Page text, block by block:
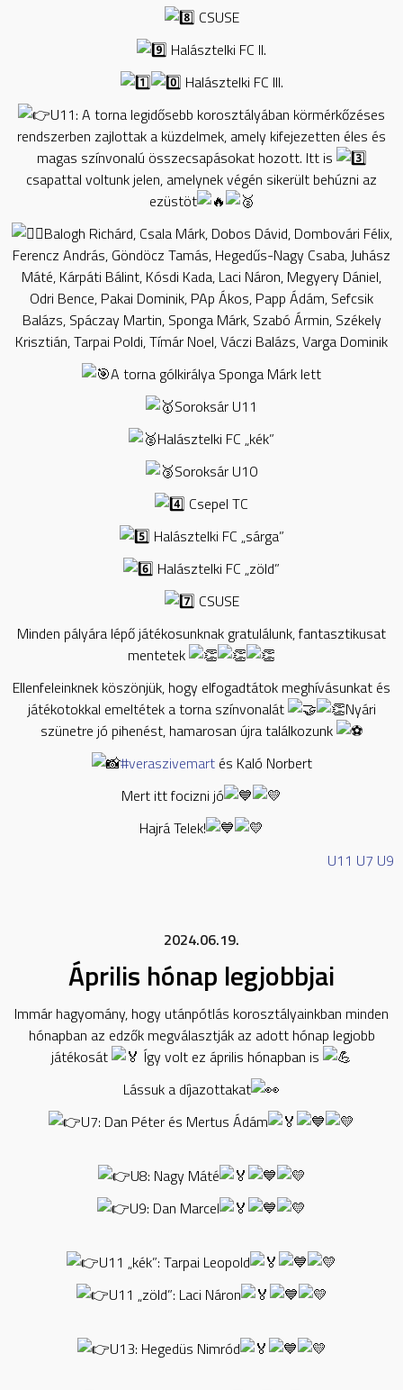
CSUSE
Halásztelki FC II.
Halásztelki FC III.
U11: A torna legidősebb korosztályában körmérkőzéses
rendszerben zajlottak a küzdelmek, amely kifejezetten éles és
magas színvonalú összecsapásokat hozott. Itt is
csapattal voltunk jelen, amelynek végén sikerült behúzni az
ezüstöt
Balogh Richárd, Csala Márk, Dobos Dávid, Dombovári Félix,
Ferencz András, Göndöcz Tamás, Hegedűs-Nagy Csaba, Juhász
Máté, Kárpáti Bálint, Kósdi Kada, Laci Náron, Megyery Dániel,
Odri Bence, Pakai Dominik, PAp Ákos, Papp Ádám, Sefcsik
Balázs, Spáczay Martin, Sponga Márk, Szabó Ármin, Székely
Krisztián, Tarpai Poldi, Tímár Noel, Váczi Balázs, Varga Dominik
A torna gólkirálya Sponga Márk lett
Soroksár U11
Halásztelki FC „kék”
Soroksár U10
Csepel TC
Halásztelki FC „sárga”
Halásztelki FC „zöld”
CSUSE
Minden pályára lépő játékosunknak gratulálunk, fantasztikusat
mentetek
Ellenfeleinknek köszönjük, hogy elfogadtátok meghívásunkat és
játékotokkal emeltétek a torna színvonalát
Nyári
szünetre jó pihenést, hamarosan újra találkozunk
#veraszivemartés Kaló Norbert
Mert itt focizni jó
Hajrá Telek!
U11 U7 U9
2024.06.19.
Április hónap legjobbjai
Immár hagyomány, hogy utánpótlás korosztályainkban minden
hónapban az edzők megválasztják az adott hónap legjobb
játékosát
Így volt ez április hónapban is
Lássuk a díjazottakat
U7: Dan Péter és Mertus Ádám
U8: Nagy Máté
U9: Dan Marcel
U11 „kék”: Tarpai Leopold
U11 „zöld”: Laci Náron
U13: Hegedüs Nimród